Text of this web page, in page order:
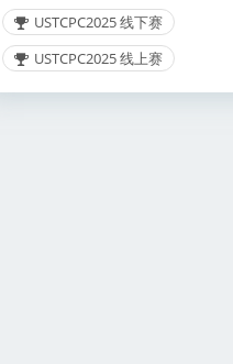
USTCPC2025 线下赛
USTCPC2025 线上赛